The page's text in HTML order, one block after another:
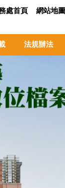
法規辦法
處首頁 網站地圖